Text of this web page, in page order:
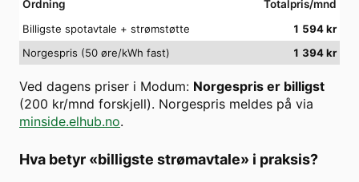
Ordning
Totalpris/mnd
Billigste spotavtale + strømstøtte
1 594kr
Norgespris (50 øre/kWh fast)
1 394kr
Ved dagens priser i Modum: Norgespris er billigst
(200 kr/mnd forskjell). Norgespris meldes på via
minside.elhub.no.
Hva betyr «billigste strømavtale» i praksis?